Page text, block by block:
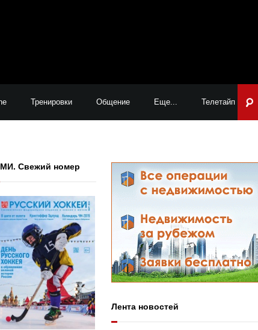
Тренировки Общение Еще... Телетайп
Свежий номер
Лента новостей